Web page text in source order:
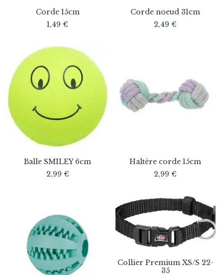
Corde 15cm
1,49 €
Corde noeud 31cm
2,49 €
Balle SMILEY 6cm
2,99 €
Haltère corde 15cm
2,99 €
Collier Premium XS/S 22-
35